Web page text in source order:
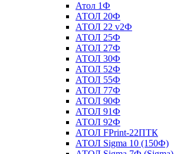
Атол 1Ф
АТОЛ 20Ф
АТОЛ 22 v2Ф
АТОЛ 25Ф
АТОЛ 27Ф
АТОЛ 30Ф
АТОЛ 52Ф
АТОЛ 55Ф
АТОЛ 77Ф
АТОЛ 90Ф
АТОЛ 91Ф
АТОЛ 92Ф
АТОЛ FPrint-22ПТК
АТОЛ Sigma 10 (150Ф)